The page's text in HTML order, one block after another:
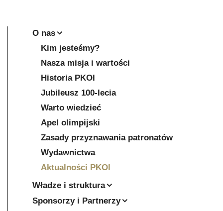
O nas
Kim jesteśmy?
Nasza misja i wartości
Historia PKOl
Jubileusz 100-lecia
Warto wiedzieć
Apel olimpijski
Zasady przyznawania patronatów
Wydawnictwa
Aktualności PKOl
Władze i struktura
Sponsorzy i Partnerzy